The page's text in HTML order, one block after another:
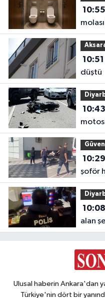
10:55
10:51
düştü
10:43
10:29
şoför
10:08
alan
Ulusal haberin Ankara'dan
Türkiye'nin dört bir